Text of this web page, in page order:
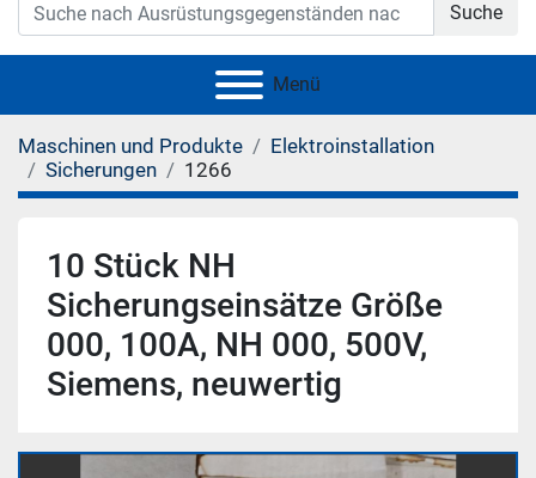
Suche
Menü
Maschinen und Produkte
Elektroinstallation
Sicherungen
1266
10 Stück NH
Sicherungseinsätze Größe
000, 100A, NH 000, 500V,
Siemens, neuwertig